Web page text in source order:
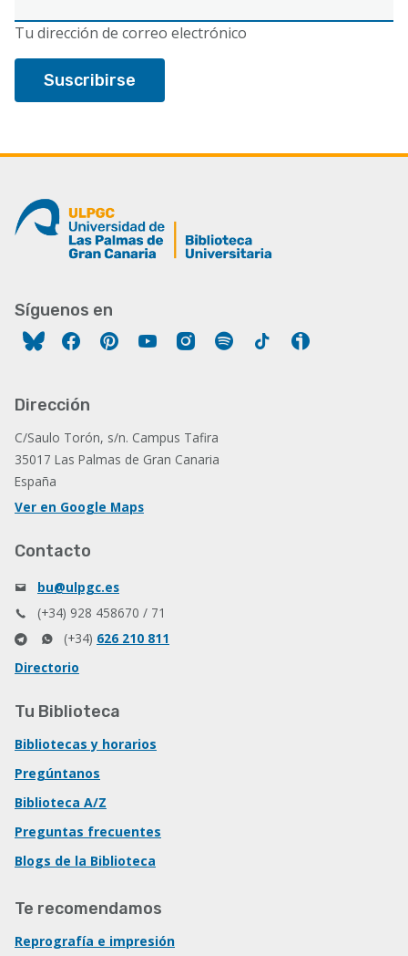
electrónico
Tu dirección de correo electrónico
Síguenos en
FacebookPinterestYouTubeInstagram
Spotify Tiktok
Dirección
C/Saulo Torón, s/n. Campus Tafira
35017 Las Palmas de Gran Canaria
España
Ver en Google Maps
Contacto
bu@ulpgc.es
(+34) 928 458670 / 71
(+34) 626 210 811
Directorio
Tu Biblioteca
Bibliotecas y horarios
Pregúntanos
Biblioteca A/Z
Preguntas frecuentes
Blogs de la Biblioteca
Te recomendamos
Reprografía e impresión